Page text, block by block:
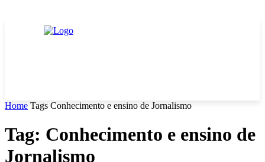
Home Tags Conhecimento e ensino de Jornalismo
Tag: Conhecimento e ensino de
Jornalismo